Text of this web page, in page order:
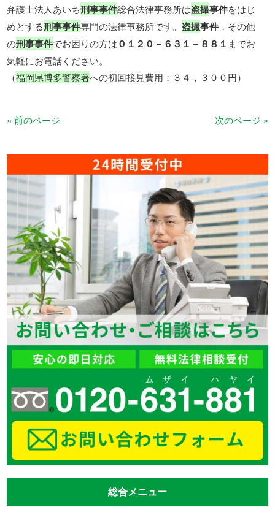
弁護士法人あいち刑事事件総合法律事務所は盗撮事件をはじ
めとする刑事事件専門の法律事務所です。盗撮事件 ，その他
の刑事事件でお困りの方は０１２０－６３１－８８１ までお
気軽にお電話ください。
（福岡県博多警察署への初回接見費用：３４，３００円）
« 前のページ 次のページ »
総合メニュー